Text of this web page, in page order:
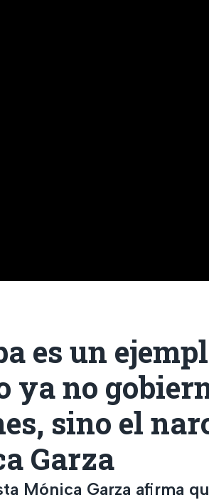
es un
ya no
sino el
Garza
Mónica Garza afirma